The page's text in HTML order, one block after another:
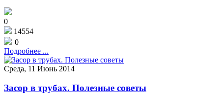
0
14554
0
Подробнее ...
Среда, 11 Июнь 2014
Засор в трубах. Полезные советы